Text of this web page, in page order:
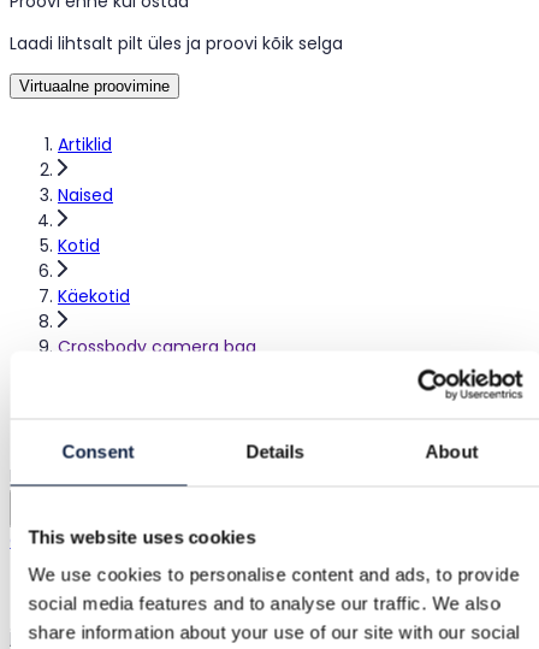
Consent Details About
This website uses cookies
We use cookies to personalise content and ads, to provide
social media features and to analyse our traffic. We also
share information about your use of our site with our social
Artiklid
Naised
Kotid
Käekotid
Crossbody camera bag
Laadi lihtsalt pilt üles ja proovi kõik selga
Virtuaalne proovimine
Müüdud
GUESS
25,00 €
jaehind 83,95 €(70% soodustus)